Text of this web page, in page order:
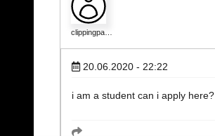
clippingpa…
20.06.2020 - 22:22
i am a student can i apply here?